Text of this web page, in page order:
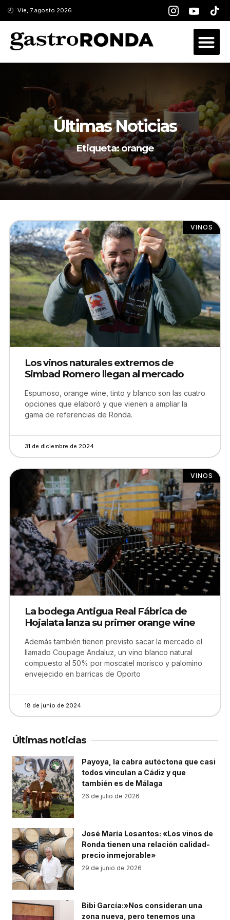
Vie, 7 agosto 2026
Últimas Noticias
Etiqueta: orange
VINOS
Los vinos naturales extremos de
Simbad Romero llegan al mercado
Espumoso, orange wine, tinto y blanco son las cuatro
opciones que elaboró y que vienen a ampliar la
gama de referencias de Ronda.
31 de diciembre de 2024
VINOS
La bodega Antigua Real Fábrica de
Hojalata lanza su primer orange wine
Además también tienen previsto sacar la mercado el
llamado Coupage Andaluz, un vino blanco natural
compuesto al 50% por moscatel morisco y palomino
envejecido en barricas de Oporto
18 de junio de 2024
Últimas noticias
Payoya, la cabra autóctona que casi
todos vinculan a Cádiz y que
también es de Málaga
26 de julio de 2026
José María Losantos: «Los vinos de
Ronda tienen una relación calidad-
precio inmejorable»
29 de junio de 2026
Bibi García:»Nos consideran una
zona nueva, pero tenemos una